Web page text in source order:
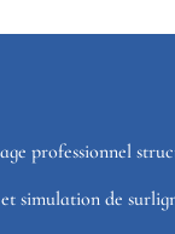
professionnel
simulation de